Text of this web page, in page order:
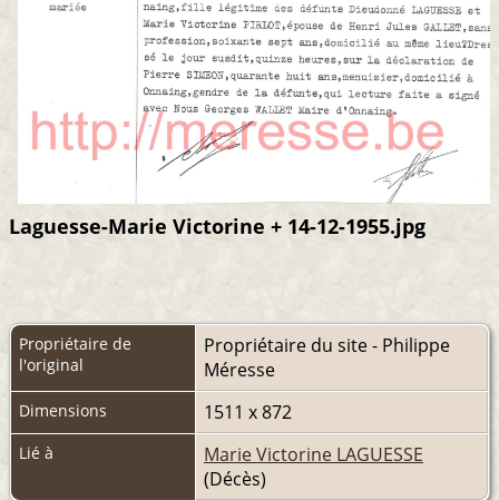
Laguesse-Marie Victorine + 14-12-1955.jpg
Propriétaire de
l'original
Propriétaire du site - Philippe
Méresse
Dimensions 1511 x 872
Lié à
Marie Victorine LAGUESSE
(Décès)